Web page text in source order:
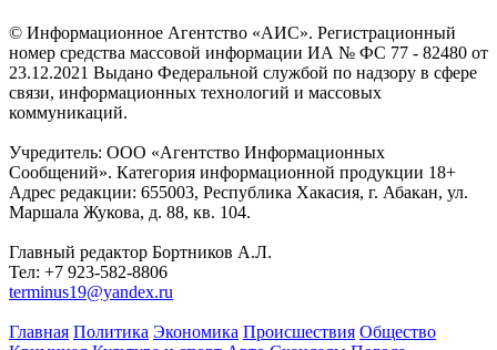
© Информационное Агентство «АИС». Регистрационный
номер средства массовой информации ИА № ФС 77 - 82480 от
23.12.2021 Выдано Федеральной службой по надзору в сфере
связи, информационных технологий и массовых
коммуникаций.
Учредитель: ООО «Агентство Информационных
Сообщений». Категория информационной продукции 18+
Адрес редакции: 655003, Республика Хакасия, г. Абакан, ул.
Маршала Жукова, д. 88, кв. 104.
Главный редактор Бортников А.Л.
Тел: +7 923-582-8806
terminus19@yandex.ru
Главная Политика Экономика Происшествия Общество